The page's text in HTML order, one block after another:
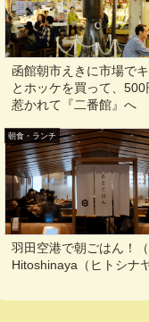
函館朝市えきに市場で
とホッケを買って、500
惹かれて『二番館』へ
朝食・ランチ
羽田空港で朝ごはん！（
Hitoshinaya（ヒトシナヤ